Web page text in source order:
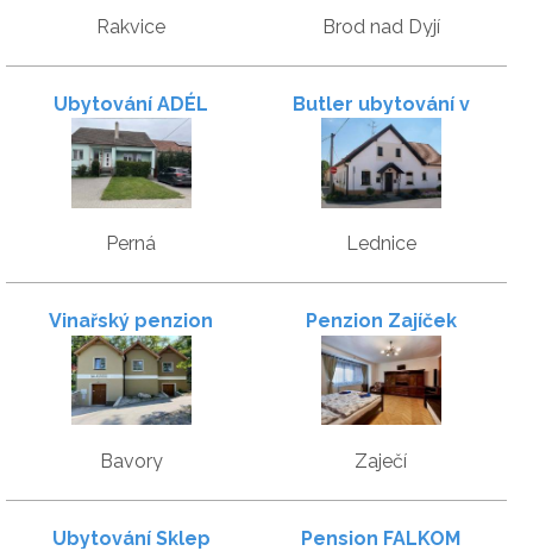
Rakvice Brod nad Dyjí
Ubytování ADÉL
Perná
Butler ubytování v
soukromí
Lednice
Vinařský penzion
Vinařství Burian
Bavory
Penzion Zajíček
Zaječí
Ubytování Sklep Pension FALKOM